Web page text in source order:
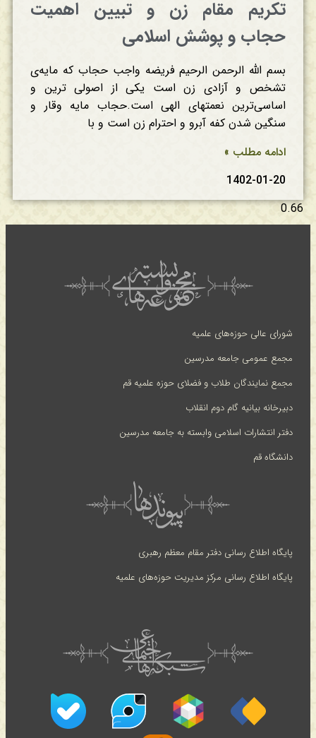
تکریم مقام زن و تبیین اهمیت
حجاب و پوشش اسلامی
بسم الله الرحمن الرحیم فریضه واجب حجاب که مایه‌ی
تشخص و آزادی زن است یکی از اصولی ترین و
اساسی‌ترین نعمتهای الهی است.حجاب مایه وقار و
سنگین شدن کفه آبرو و احترام زن است و با
ادامه مطلب »
1402-01-20
شورای عالی حوزه‌های علمیه
مجمع عمومی جامعه مدرسین
مجمع نمایندگان طلاب و فضلای حوزه علمیه قم
دبیرخانه بیانیه گام دوم انقلاب
دفتر انتشارات اسلامی وابسته به جامعه مدرسین
دانشگاه قم
پایگاه اطلاع رسانی دفتر مقام معظم رهبری
پایگاه اطلاع رسانی مرکز مدیریت حوزه‌های علمیه